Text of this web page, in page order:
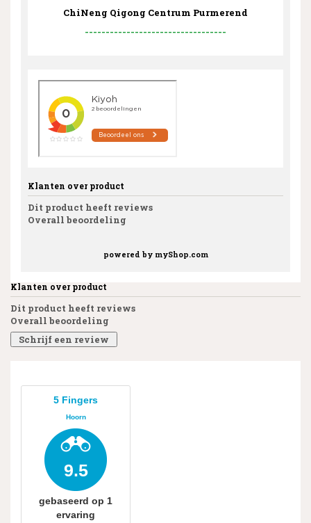
ChiNeng Qigong Centrum Purmerend
----------------------------------
Klanten over product
Dit product heeft reviews
Overall beoordeling
powered by myShop.com
Klanten over product
Dit product heeft reviews
Overall beoordeling
Schrijf een review
5 Fingers
Hoorn
9.5
gebaseerd op 1
ervaring